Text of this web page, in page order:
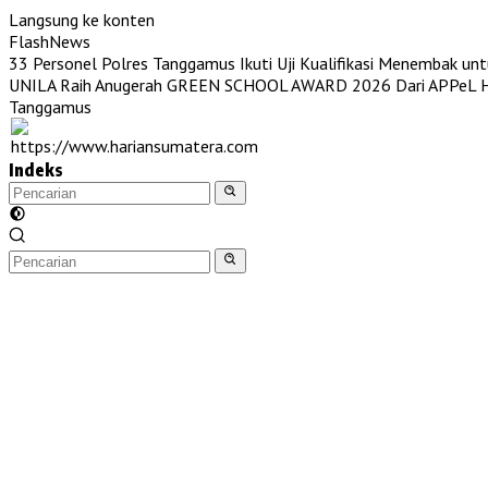
Langsung ke konten
FlashNews
33 Personel Polres Tanggamus Ikuti Uji Kualifikasi Menembak
UNILA Raih Anugerah GREEN SCHOOL AWARD 2026 Dari APPeL
Tanggamus
Indeks